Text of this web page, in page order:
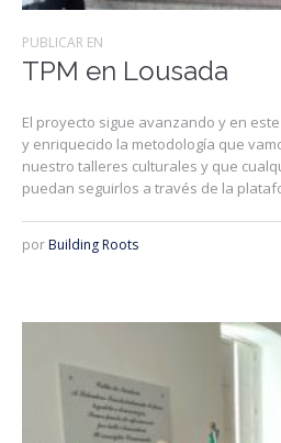
PUBLICAR EN
TPM en Lousada
El proyecto sigue avanzando y en
y enriquecido la metodología que
nuestro talleres culturales y que
puedan seguirlos a través de la
porBuilding Roots